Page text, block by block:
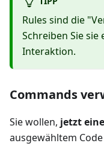
Rules sind die
Schreiben Sie sie
Interaktion.
Commands
Sie wollen, jetzt
ausgewähltem